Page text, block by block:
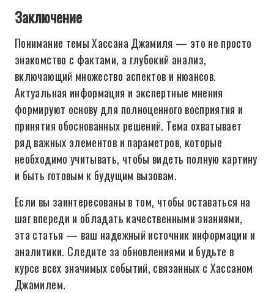
Заключение
Понимание темы Хассана Джамиля — это не просто
знакомство с фактами, а глубокий анализ,
включающий множество аспектов и нюансов.
Актуальная информация и экспертные мнения
формируют основу для полноценного восприятия и
принятия обоснованных решений. Тема охватывает
ряд важных элементов и параметров, которые
необходимо учитывать, чтобы видеть полную картину
и быть готовым к будущим вызовам.
Если вы заинтересованы в том, чтобы оставаться на
шаг впереди и обладать качественными знаниями,
эта статья — ваш надежный источник информации и
аналитики. Следите за обновлениями и будьте в
курсе всех значимых событий, связанных с Хассаном
Джамилем.